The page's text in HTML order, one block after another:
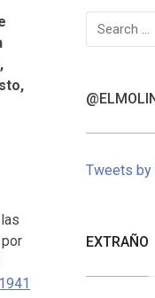
1941
Search
for:
Tweets by
EXTRAÑO